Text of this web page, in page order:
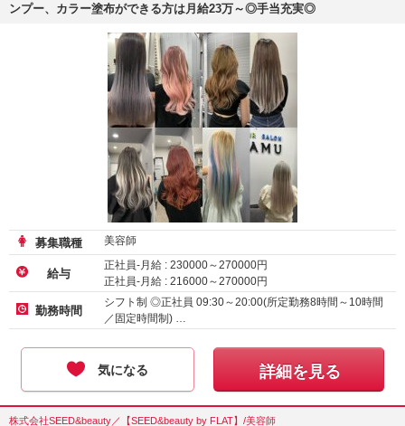
ンプー、カラー塗布ができる方は月給23万～◎手当充実◎
募集職種 美容師
給与
正社員-月給 : 230000～270000円
正社員-月給 : 216000～270000円
勤務時間
シフト制 ◎正社員 09:30～20:00(所定勤務8時間～10時間
／固定時間制) …
気になる 詳細を見る
株式会社SEED&beauty／【SEED&beauty by FLAT】/美容師